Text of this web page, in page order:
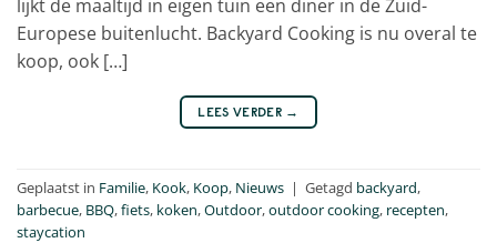
lijkt de maaltijd in eigen tuin een diner in de Zuid-
Europese buitenlucht. Backyard Cooking is nu overal te
koop, ook […]
LEES VERDER →
Geplaatst in Familie, Kook, Koop, Nieuws | Getagd backyard,
barbecue, BBQ,fiets, koken,Outdoor,outdoor cooking, recepten,
staycation